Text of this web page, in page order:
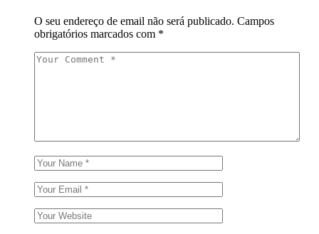
O seu endereço de email não será publicado. Campos
obrigatórios marcados com *